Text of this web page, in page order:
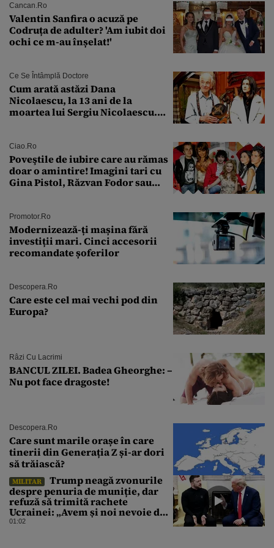
Cancan.ro
Valentin Sanfira o acuză pe
Codruța de adulter? 'Am iubit doi
ochi ce m-au înșelat!'
Ce Se Întâmplă Doctore
Cum arată astăzi Dana
Nicolaescu, la 13 ani de la
moartea lui Sergiu Nicolaescu.
Ciao.ro
Poveştile de iubire care au rămas
doar o amintire! Imagini tari cu
Gina Pistol, Răzvan Fodor sau
Promotor.ro
Modernizează-ți mașina fără
investiții mari. Cinci accesorii
recomandate șoferilor
Descopera.ro
Care este cel mai vechi pod din
Europa?
Râzi Cu Lacrimi
BANCUL ZILEI. Badea Gheorghe: –
Nu pot face dragoste!
Descopera.ro
Care sunt marile orașe în care
tinerii din Generația Z și-ar dori
să trăiască?
MILITAR
Trump neagă zvonurile
despre penuria de muniție, dar
refuză să trimită rachete
Ucrainei: „Avem și noi nevoie de
rachete”
01:02